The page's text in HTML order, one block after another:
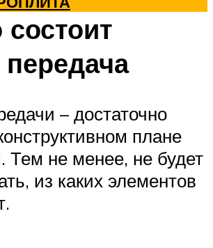
состоит
– достаточно
плане
Тем не менее, не будет
из каких элементов